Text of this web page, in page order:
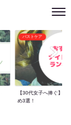
バストケア
【30代女子へ捧ぐ】ナ
め3選！